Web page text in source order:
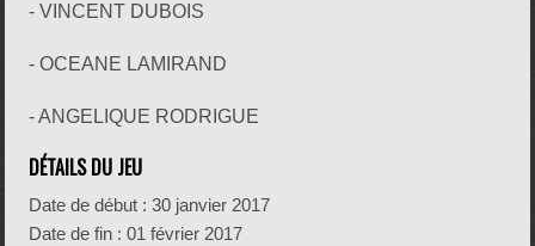
- VINCENT DUBOIS
- OCEANE LAMIRAND
- ANGELIQUE RODRIGUE
DÉTAILS DU JEU
Date de début :30 janvier 2017
Date de fin :01 février 2017